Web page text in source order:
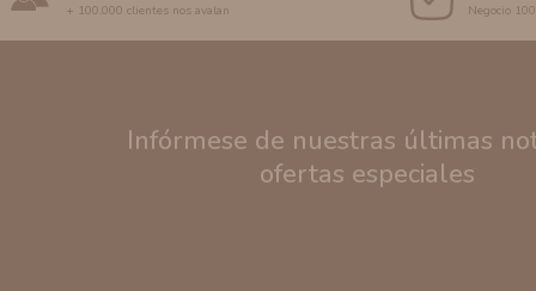
+ 100.000 clientes nos avalan Negocio
Infórmese de nuestras últimas
ofertas especiales